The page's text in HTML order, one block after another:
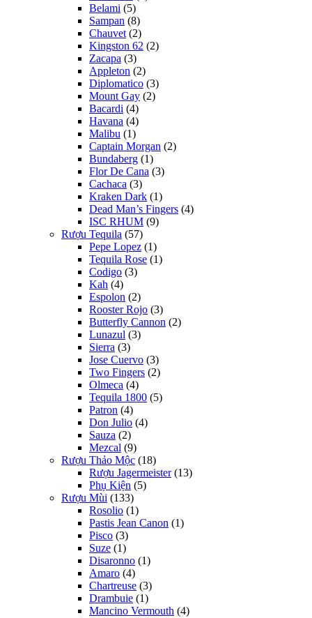
Belami (5)
Sampan (8)
Chauvet (2)
Kingston 62 (2)
Zacapa (3)
Appleton (2)
Diplomatico (3)
Mount Gay (2)
Bacardi (4)
Havana (4)
Malibu (1)
Captain Morgan (2)
Bundaberg (1)
Flor De Cana (3)
Cachaca (3)
Kraken Dark (1)
Dead Man’s Fingers (4)
ISC RHUM (9)
Rượu Tequila (57)
Pepe Lopez (1)
Tequila Rose (1)
Codigo (3)
Kah (4)
Espolon (2)
Rooster Rojo (3)
Butterfly Cannon (2)
Lunazul (3)
Sierra (3)
Jose Cuervo (3)
Two Fingers (2)
Olmeca (4)
Tequila 1800 (5)
Patron (4)
Don Julio (4)
Sauza (2)
Mezcal (9)
Rượu Thảo Mộc (18)
Rượu Jagermeister (13)
Phụ Kiện (5)
Rượu Mùi (133)
Rosolio (1)
Pastis Jean Canon (1)
Pisco (3)
Suze (1)
Disaronno (1)
Amaro (4)
Chartreuse (3)
Drambuie (1)
Mancino Vermouth (4)